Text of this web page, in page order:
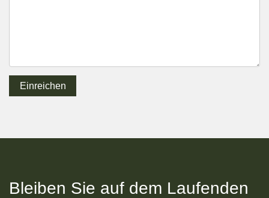
Bleiben Sie auf dem Laufenden